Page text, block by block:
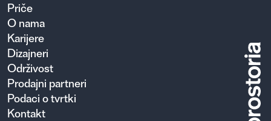
Priče
O nama
Karijere
Dizajneri
Održivost
Prodajni partneri
Podaci o tvrtki
Kontakt